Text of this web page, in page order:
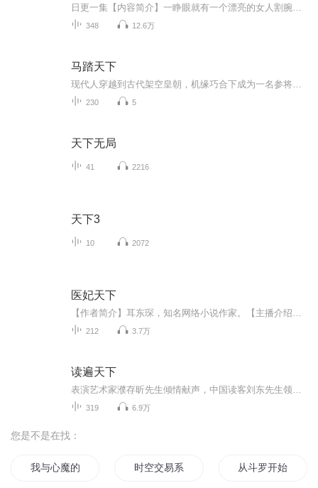
348 12.6万
马踏天下
230 5
天下无局
41 2216
天下3
10 2072
医妃天下
212 3.7万
读遍天下
319 6.9万
您是不是在找：
我与心魔的交易 时空交易系统 从斗罗开始的万